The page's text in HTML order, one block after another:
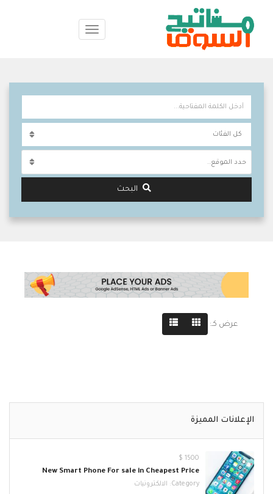
حدد الموقع..
البحث
عرض كـ:
الإعلانات المميزة
1500 $
New Smart Phone For sale in Cheapest Price
Category: الالكترونيات